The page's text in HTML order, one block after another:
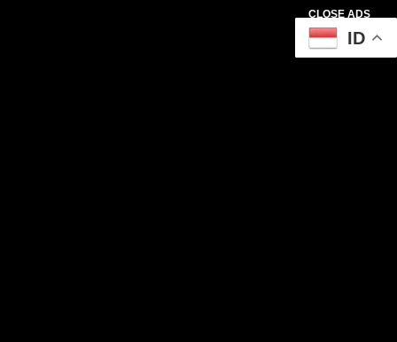
CLOSE ADS
ID